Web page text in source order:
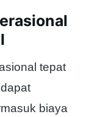
tepat
biaya